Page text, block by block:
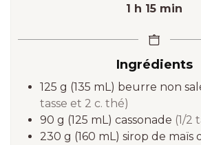
1 heure
h 15minutes
min
Ingrédients
125 g (135 mL) beurre non
tasse et 2 c. thé)
90 g (125 mL) cassonade (1/2
230 g (160 mL) sirop de maïs